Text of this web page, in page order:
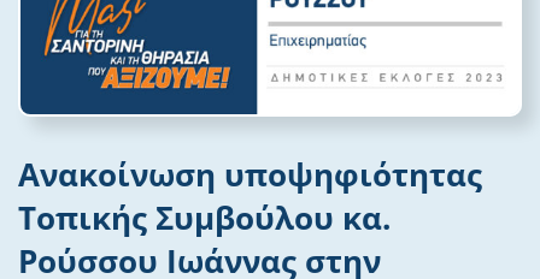
Ανακοίνωση υποψηφιότητας
Τοπικής Συμβούλου κα.
Ρούσσου Ιωάννας στην